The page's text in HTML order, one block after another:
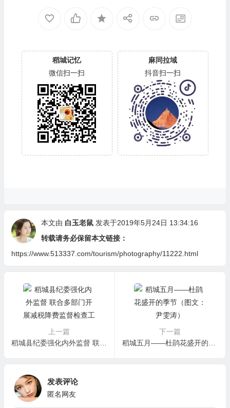
稻城记忆
微信扫一扫
麻同拉域
抖音扫一扫
本文由 白玉老鼠 发表于2019年5月24日 13:34:16
转载请务必保留本文链接：
https://www.513337.com/tourism/photography/11222.html
上一篇
下一篇
发表评论
匿名网友